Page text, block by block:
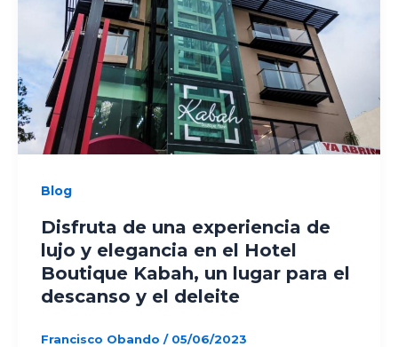
Blog
Disfruta de una experiencia de
lujo y elegancia en el Hotel
Boutique Kabah, un lugar para el
descanso y el deleite
Francisco Obando / 05/06/2023